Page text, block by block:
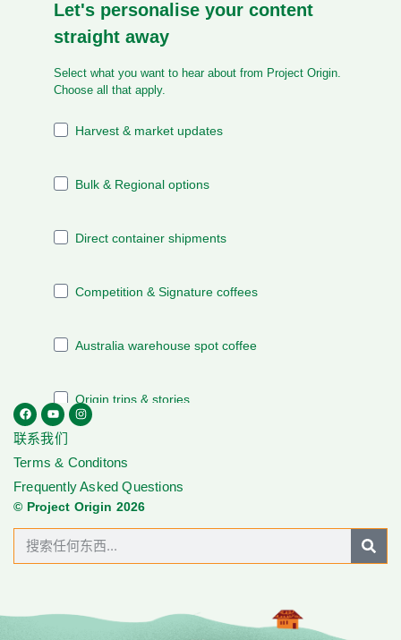
联系我们
Terms & Conditons
Frequently Asked Questions
© Project Origin 2026